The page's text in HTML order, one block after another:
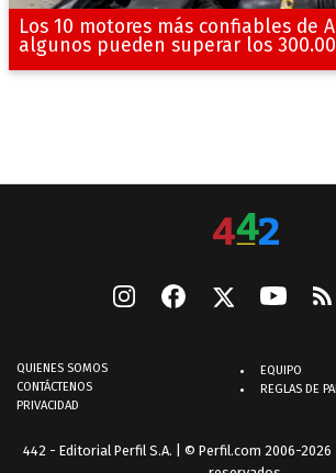
Los 10 motores más confiables de
algunos pueden superar los
QUIENES SOMOS
CONTÁCTENOS
PRIVACIDAD
EQUIPO
REGLAS DE
442 - Editorial Perfil S.A. | © Perfil.com 2006-